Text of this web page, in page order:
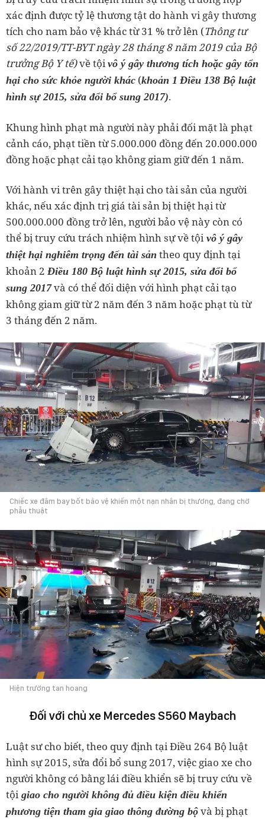
xác định được tỷ lệ thương tật do hành vi gây thương
tích cho nam bảo vệ khác từ 31 % trở lên (Thông tư
số 22/2019/TT-BYT ngày 28 tháng 8 năm 2019 của Bộ
trưởng Bộ Y tế)về tộivô ý gây thương tích hoặc gây tổn
hại cho sức khỏe người khác (khoản 1 Điều 138 Bộ luật
hình sự 2015, sửa đổi bổ sung 2017).
Khung hình phạt mà người này phải đối mặt là phạt
cảnh cáo, phạt tiền từ 5.000.000 đồng đến 20.000.000
đồng hoặc phạt cải tạo không giam giữ đến 1 năm.
Với hành vi trên gây thiệt hại cho tài sản của người
khác, nếu xác định trị giá tài sản bị thiệt hại từ
500.000.000 đồng trở lên, người bảo vệ này còn có
thể bị truy cứu trách nhiệm hình sự về tội vô ý gây
thiệt hại nghiêm trọng đến tài sản theo quy định tại
khoản 2 Điều 180 Bộ luật hình sự 2015, sửa đổi bổ
sung 2017và có thể đối diện với hình phạt cải tạo
không giam giữ từ 2 năm đến 3 năm hoặc phạt tù từ
3 tháng đến 2 năm.
Chiếc xe đâm bay bốt bảo vệ khiến một nạn nhân bị thương, đang chờ
phẫu thuật
Hiện trường tan hoang
Đối với chủ xe Mercedes S560 Maybach
Luật sư cho biết, theo quy định tại Điều 264 Bộ luật
hình sự 2015, sửa đổi bổ sung 2017, việc giao xe cho
người không có bằng lái điều khiển sẽ bị truy cứu về
tộigiao cho người không đủ điều kiện điều khiển
phương tiện tham gia giao thông đường bộ và bị phạt